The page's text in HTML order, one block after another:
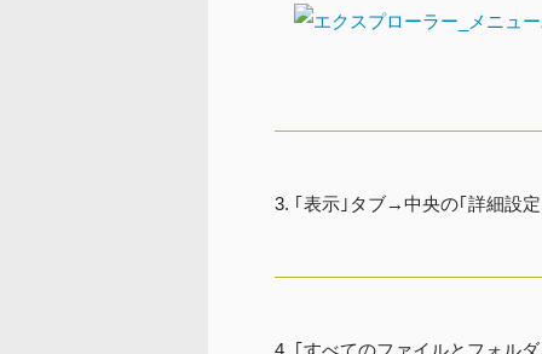
｢表示｣タブ→中央の｢詳細設
｢すべてのファイルとフォル